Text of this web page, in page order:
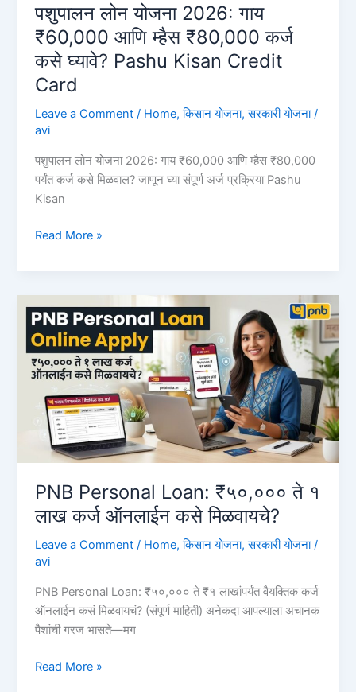
ऑनलाईन
अर्ज
करण्याची
सोपी
BOB
Instant
Personal
Loan
पशुपालन लोन योजना 2026: गाय
₹60,000 आणि म्हैस ₹80,000 कर्ज
कसे घ्यावे? Pashu Kisan Credit
Card
Leave a Comment / Home,किसान योजना,सरकारी योजना/
avi
पशुपालन लोन योजना 2026: गाय ₹60,000 आणि म्हैस ₹80,000
पर्यंत कर्ज कसे मिळवाल? जाणून घ्या संपूर्ण अर्ज प्रक्रिया Pashu
Kisan
पशुपालन
2026:
गाय
₹60,000
आणि
म्हैस
₹80,000
कर्ज
कसे
घ्यावे?
Pashu
Kisan
Credit
Card
Read More »
PNB Personal Loan: ₹५०,००० ते १
लाख कर्ज ऑनलाईन कसे मिळवायचे?
Leave a Comment / Home,किसान योजना,सरकारी योजना/
avi
PNB Personal Loan: ₹५०,००० ते ₹१ लाखांपर्यंत वैयक्तिक कर्ज
ऑनलाईन कसं मिळवायचं? (संपूर्ण माहिती) अनेकदा आपल्याला अचानक
पैशांची गरज भासते—मग
PNB
Read More »